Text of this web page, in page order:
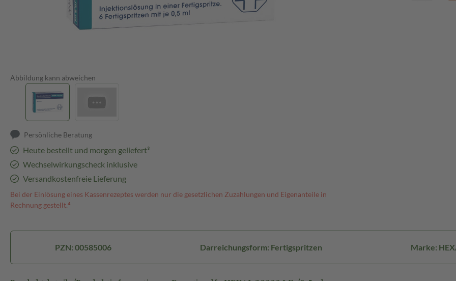
Abbildung kann abweichen
Persönliche Beratung
Heute bestellt und morgen geliefert³
Wechselwirkungscheck inklusive
Versandkostenfreie Lieferung
Bei der Einlösung eines Kassenrezeptes werden nur die gesetzlichen Zuzahlungen und Eigenanteile in
Rechnung gestellt.⁴
PZN: 00585006 Darreichungsform: Fertigspritzen Marke: